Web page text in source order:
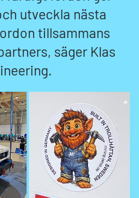
utveckla nästa
tillsammans
säger Klas